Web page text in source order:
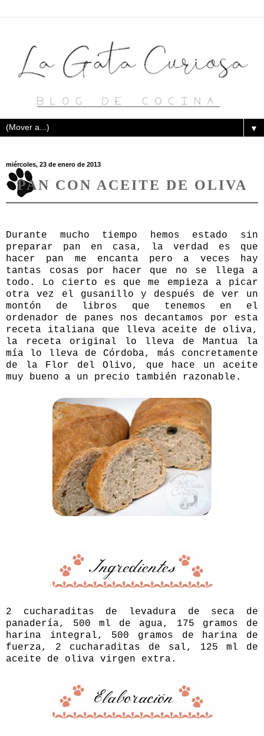
▼
miércoles, 23 de enero de 2013
PAN CON ACEITE DE OLIVA
Durante mucho tiempo hemos estado sin
preparar pan en casa, la verdad es que
hacer pan me encanta pero a veces hay
tantas cosas por hacer que no se llega a
todo. Lo cierto es que me empieza a picar
otra vez el gusanillo y después de ver un
montón de libros que tenemos en el
ordenador de panes nos decantamos por esta
receta italiana que lleva aceite de oliva,
la receta original lo lleva de Mantua la
mía lo lleva de Córdoba, más concretamente
de la Flor del Olivo, que hace un aceite
muy bueno a un precio también razonable.
2 cucharaditas de levadura de seca de
panadería, 500 ml de agua, 175 gramos de
harina integral, 500 gramos de harina de
fuerza, 2 cucharaditas de sal, 125 ml de
aceite de oliva virgen extra.